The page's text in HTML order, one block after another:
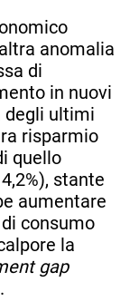
anomalia
di
in nuovi
degli ultimi
risparmio
quello
stante
aumentare
consumo
la
gap